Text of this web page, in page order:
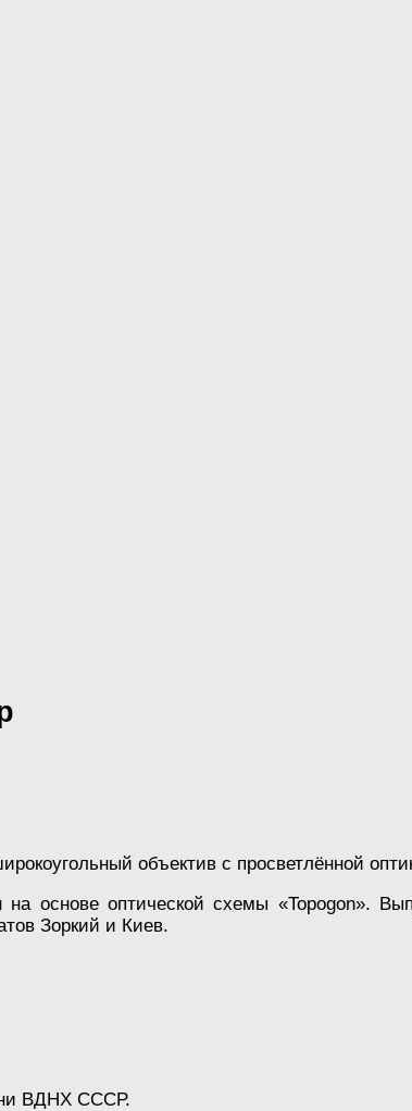
объектив с просветлённой
на основе оптической схемы «Topogon».
Зоркий и Киев.
ВДНХ СССР.